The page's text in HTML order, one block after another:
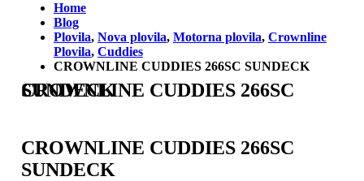
Home
Blog
Plovila, Nova plovila, Motorna plovila, Crownline
Plovila, Cuddies
CROWNLINE CUDDIES 266SC SUNDECK
CROWNLINE CUDDIES 266SC SUNDECK
CROWNLINE CUDDIES 266SC
SUNDECK